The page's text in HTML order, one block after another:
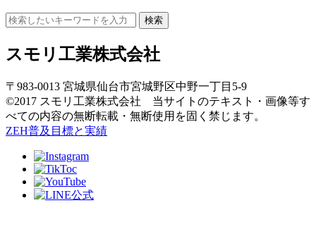
検索
スモリ工業株式会社
〒983-0013 宮城県仙台市宮城野区中野一丁目5-9
©2017 スモリ工業株式会社 当サイトのテキスト・画像等す
べての内容の無断転載・無断使用を固く禁じます。
ZEH普及目標と実績